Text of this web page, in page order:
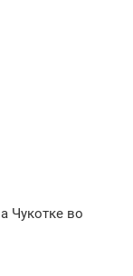
Чукотке во